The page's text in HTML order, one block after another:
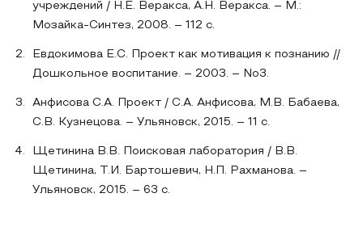
учреждений / Н.Е. Веракса, А.Н. Веракса. – М.:
Мозайка-Синтез, 2008. – 112 с.
Евдокимова Е.С. Проект как мотивация к познанию //
Дошкольное воспитание. – 2003. – No3.
Анфисова С.А. Проект / С.А. Анфисова, М.В. Бабаева,
С.В. Кузнецова. – Ульяновск, 2015. – 11 с.
Щетинина В.В. Поисковая лаборатория / В.В.
Щетинина, Т.И. Бартошевич, Н.П. Рахманова. –
Ульяновск, 2015. – 63 с.